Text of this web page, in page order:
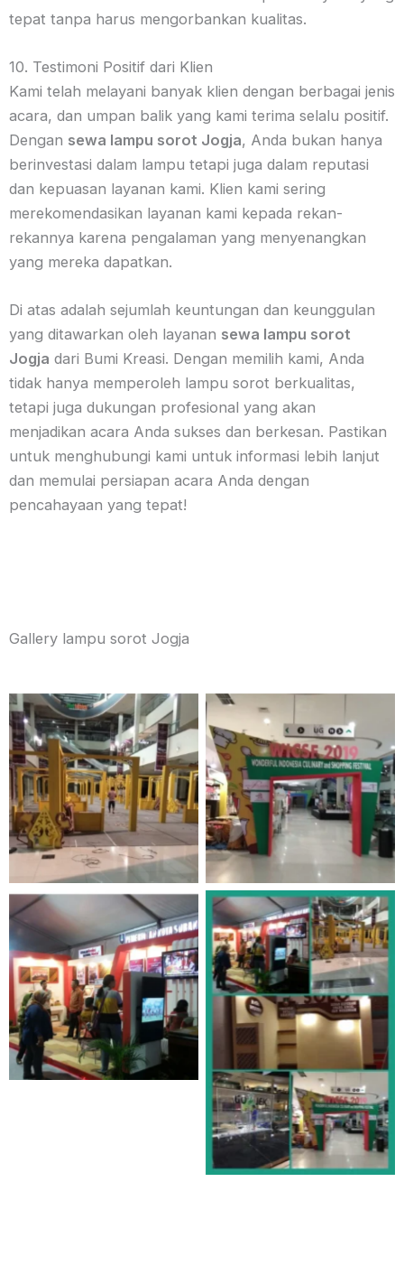
tepat tanpa harus mengorbankan kualitas.
10. Testimoni Positif dari Klien
Kami telah melayani banyak klien dengan berbagai jenis
acara, dan umpan balik yang kami terima selalu positif.
Dengan sewa lampu sorot Jogja, Anda bukan hanya
berinvestasi dalam lampu tetapi juga dalam reputasi
dan kepuasan layanan kami. Klien kami sering
merekomendasikan layanan kami kepada rekan-
rekannya karena pengalaman yang menyenangkan
yang mereka dapatkan.
Di atas adalah sejumlah keuntungan dan keunggulan
yang ditawarkan oleh layanan sewa lampu sorot
Jogja dari Bumi Kreasi. Dengan memilih kami, Anda
tidak hanya memperoleh lampu sorot berkualitas,
tetapi juga dukungan profesional yang akan
menjadikan acara Anda sukses dan berkesan. Pastikan
untuk menghubungi kami untuk informasi lebih lanjut
dan memulai persiapan acara Anda dengan
pencahayaan yang tepat!
Gallery lampu sorot Jogja
Tanpa Keterangan Tanpa Keterangan
Tanpa Keterangan
Tanpa Keterangan